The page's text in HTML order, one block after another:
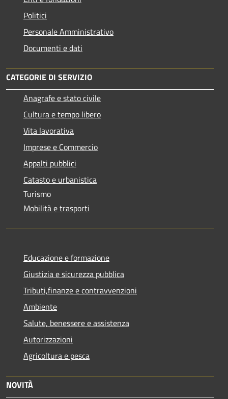
Politici
Personale Amministrativo
Documenti e dati
CATEGORIE DI SERVIZIO
Anagrafe e stato civile
Cultura e tempo libero
Vita lavorativa
Imprese e Commercio
Appalti pubblici
Catasto e urbanistica
Turismo
Mobilità e trasporti
Educazione e formazione
Giustizia e sicurezza pubblica
Tributi,finanze e contravvenzioni
Ambiente
Salute, benessere e assistenza
Autorizzazioni
Agricoltura e pesca
NOVITÀ